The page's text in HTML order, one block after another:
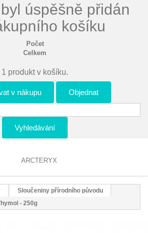
úspěšně přidán
košíku
Počet
Celkem
1 produkt v košíku.
v nákupu Objednat
Vyhledávání
Sloučeniny přírodního původu
- 250g